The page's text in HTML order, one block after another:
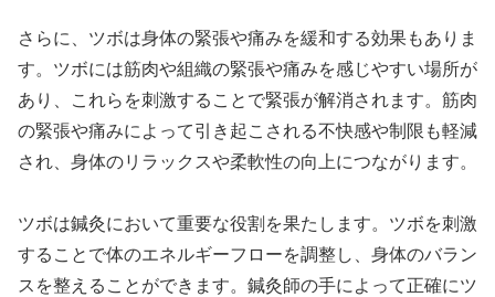
さらに、ツボは身体の緊張や痛みを緩和する効果もありま
す。ツボには筋肉や組織の緊張や痛みを感じやすい場所が
あり、これらを刺激することで緊張が解消されます。筋肉
の緊張や痛みによって引き起こされる不快感や制限も軽減
され、身体のリラックスや柔軟性の向上につながります。
ツボは鍼灸において重要な役割を果たします。ツボを刺激
することで体のエネルギーフローを調整し、身体のバラン
スを整えることができます。鍼灸師の手によって正確にツ